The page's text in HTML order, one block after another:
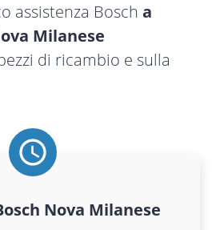
assistenza Bosch a
Milanese
di ricambio e sulla
Nova Milanese